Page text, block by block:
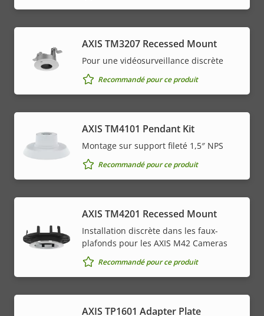
AXIS TM3207 Recessed Mount
Pour une vidéosurveillance discrète
Recommandé pour ce produit
AXIS TM4101 Pendant Kit
Montage sur support fileté 1,5″ NPS
Recommandé pour ce produit
AXIS TM4201 Recessed Mount
Installation discrète dans les faux-
plafonds pour les AXIS M42 Cameras
Recommandé pour ce produit
AXIS TP1601 Adapter Plate